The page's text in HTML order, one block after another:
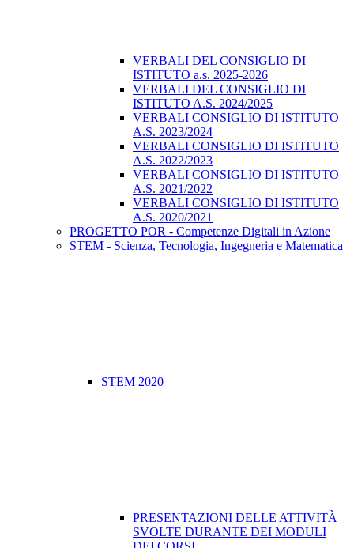
VERBALI DEL CONSIGLIO DI
ISTITUTO a.s. 2025-2026
VERBALI DEL CONSIGLIO DI
ISTITUTO A.S. 2024/2025
VERBALI CONSIGLIO DI ISTITUTO
A.S. 2023/2024
VERBALI CONSIGLIO DI ISTITUTO
A.S. 2022/2023
VERBALI CONSIGLIO DI ISTITUTO
A.S. 2021/2022
VERBALI CONSIGLIO DI ISTITUTO
A.S. 2020/2021
PROGETTO POR - Competenze Digitali in Azione
STEM - Scienza, Tecnologia, Ingegneria e Matematica
STEM 2020
PRESENTAZIONI DELLE ATTIVITÀ
SVOLTE DURANTE DEI MODULI